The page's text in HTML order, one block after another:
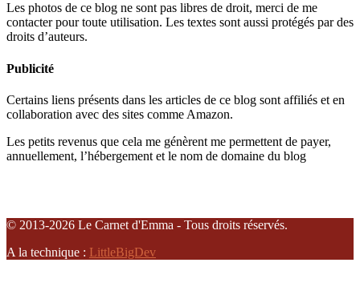
Les photos de ce blog ne sont pas libres de droit, merci de me
contacter pour toute utilisation. Les textes sont aussi protégés par des
droits d’auteurs.
Publicité
Certains liens présents dans les articles de ce blog sont affiliés et en
collaboration avec des sites comme Amazon.
Les petits revenus que cela me génèrent me permettent de payer,
annuellement, l’hébergement et le nom de domaine du blog
© 2013-2026 Le Carnet d'Emma - Tous droits réservés.
A la technique : LittleBigDev